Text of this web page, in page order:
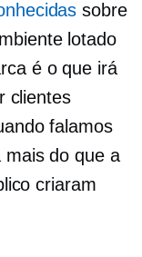
sobre
lotado
é o que irá
clientes
falamos
mais do que a
criaram